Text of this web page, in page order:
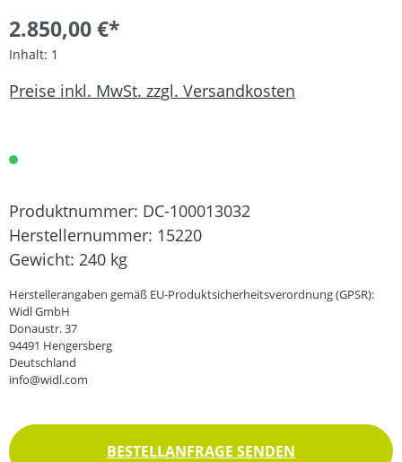
2.850,00 €*
Inhalt: 1
Preise inkl. MwSt. zzgl. Versandkosten
Produktnummer: DC-100013032
Herstellernummer: 15220
Gewicht: 240 kg
Herstellerangaben gemäß EU-Produktsicherheitsverordnung (GPSR):
Widl GmbH
Donaustr. 37
94491 Hengersberg
Deutschland
info@widl.com
BESTELLANFRAGE SENDEN